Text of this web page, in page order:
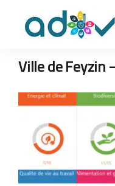
Ville de Feyzin